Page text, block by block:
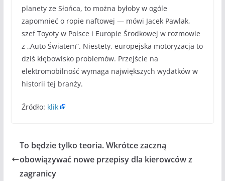
planety ze Słońca, to można byłoby w ogóle
zapomnieć o ropie naftowej — mówi Jacek Pawlak,
szef Toyoty w Polsce i Europie Środkowej w rozmowie
z „Auto Światem”. Niestety, europejska motoryzacja to
dziś kłębowisko problemów. Przejście na
elektromobilność wymaga największych wydatków w
historii tej branży.
Źródło: klik
To będzie tylko teoria. Wkrótce zaczną
obowiązywać nowe przepisy dla kierowców z
zagranicy